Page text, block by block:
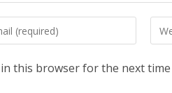
Enter
your
URL
this browser for the next